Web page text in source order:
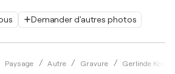
Demander d'autres photos
Paysage Autre Gravure Gerlinde